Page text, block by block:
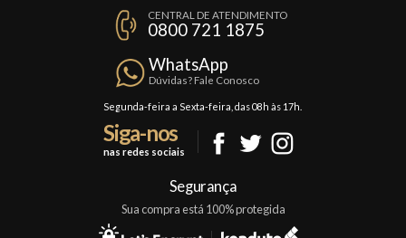
Política de Privacidade
Trocas e Devoluções
Formas de Pagamento
CENTRAL DE ATENDIMENTO
0800 721 1875
WhatsApp
Dúvidas? Fale Conosco
Segunda-feira a Sexta-feira, das 08h às 17h.
Siga-nos
nas redes sociais
Segurança
Sua compra está 100% protegida